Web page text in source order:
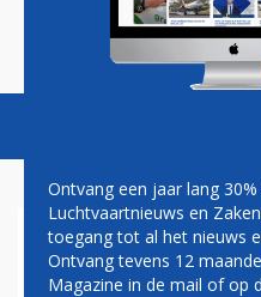
Magazine
FCAS
Ontvang een jaar lang
Luchtvaartnieuws en
toegang tot al het nieuws
Ontvang tevens 12
Magazine in de mail of op